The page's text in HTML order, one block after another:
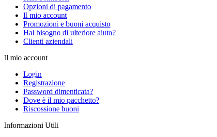
Opzioni di pagamento
Il mio account
Promozioni e buoni acquisto
Hai bisogno di ulteriore aiuto?
Clienti aziendali
Il mio account
Login
Registrazione
Password dimenticata?
Dove è il mio pacchetto?
Riscossione buoni
Informazioni Utili